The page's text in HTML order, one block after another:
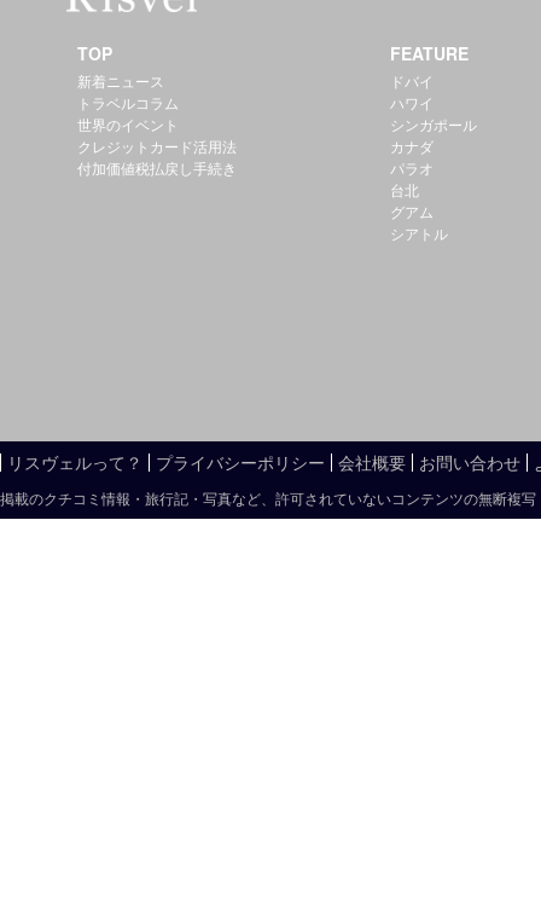
TOP
新着ニュース
トラベルコラム
世界のイベント
クレジットカード活用法
付加価値税払戻し手続き
FEATURE
ドバイ
ハワイ
シンガポール
カナダ
パラオ
台北
グアム
シアトル
リスヴェルって？ プライバシーポリシー 会社概要 お問い合わせ
掲載のクチコミ情報・旅行記・写真など、許可されていないコンテンツの無断複